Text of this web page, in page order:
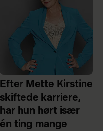
Efter Mette Kirstine
skiftede karriere,
har hun hørt især
én ting mange